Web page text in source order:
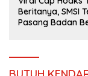
Abaikan Jalan
Betung–Pintas,
Desa Siap